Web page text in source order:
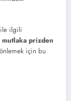
ile ilgili
mutlaka prizden
için bu